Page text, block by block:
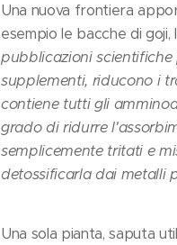
Una nuova frontiera
esempio le bacche di goji,
pubblicazioni scientifiche
supplementi, riducono i
contiene tutti gli
grado di ridurre
semplicemente tritati e
detossificarla dai metalli
Una sola pianta, saputa